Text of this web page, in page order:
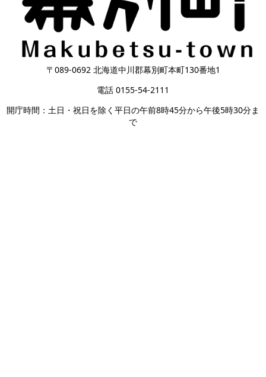
〒089-0692 北海道中川郡幕別町本町130番地1
電話 0155-54-2111
開庁時間：土日・祝日を除く平日の午前8時45分から午後5時30分ま
で